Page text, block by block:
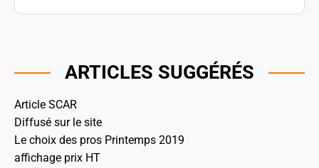
ARTICLES SUGGÉRÉS
Article SCAR
Diffusé sur le site
Le choix des pros Printemps 2019
affichage prix HT